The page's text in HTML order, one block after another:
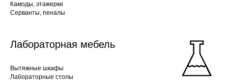
Камоды, этажерки
Серванты, пеналы
Лабораторная мебель
Вытяжные шкафы
Лабораторные столы